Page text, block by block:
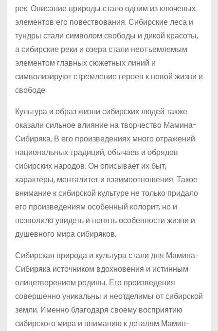
рек. Описание природы стало одним из ключевых
элементов его повествования. Сибирские леса и
тундры стали символом свободы и дикой красоты,
а сибирские реки и озера стали неотъемлемым
элементом главных сюжетных линий и
символизируют стремление героев к новой жизни и
свободе.
Культура и образ жизни сибирских людей также
оказали сильное влияние на творчество Мамина-
Сибиряка. В его произведениях много отражений
национальных традиций, обычаев и обрядов
сибирских народов. Он описывает их быт,
характеры, менталитет и взаимоотношения. Такое
внимание к сибирской культуре не только придало
его произведениям особенный колорит, но и
позволило увидеть и понять особенности жизни и
душевного мира сибиряков.
Сибирская природа и культура стали для Мамина-
Сибиряка источником вдохновения и истинным
олицетворением родины. Его произведения
совершенно уникальны и неотделимы от сибирской
земли. Именно благодаря своему восприятию
сибирского мира и вниманию к деталям Мамин-